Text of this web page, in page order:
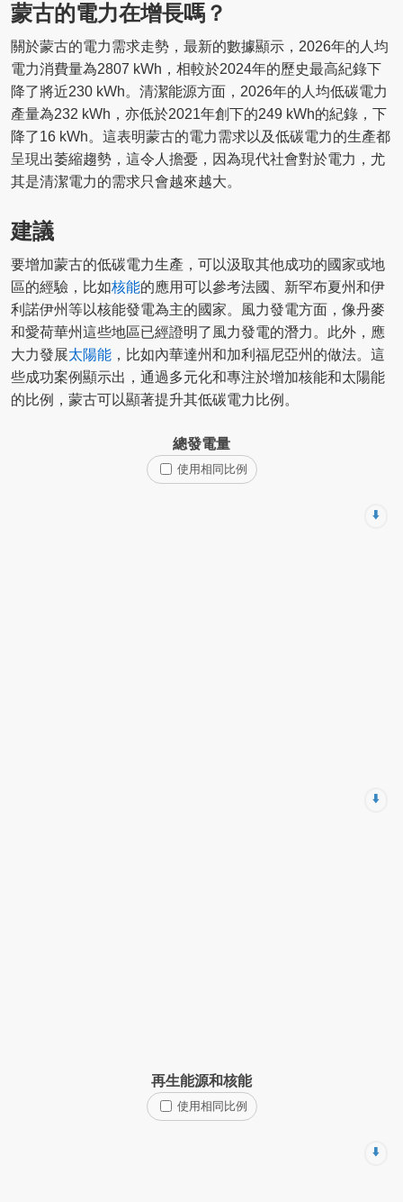
蒙古的電力在增長嗎？
關於蒙古的電力需求走勢，最新的數據顯示，2026年的人均
電力消費量為2807 kWh，相較於2024年的歷史最高紀錄下
降了將近230 kWh。清潔能源方面，2026年的人均低碳電力
產量為232 kWh，亦低於2021年創下的249 kWh的紀錄，下
降了16 kWh。這表明蒙古的電力需求以及低碳電力的生產都
呈現出萎縮趨勢，這令人擔憂，因為現代社會對於電力，尤
其是清潔電力的需求只會越來越大。
建議
要增加蒙古的低碳電力生產，可以汲取其他成功的國家或地
區的經驗，比如核能的應用可以參考法國、新罕布夏州和伊
利諾伊州等以核能發電為主的國家。風力發電方面，像丹麥
和愛荷華州這些地區已經證明了風力發電的潛力。此外，應
大力發展太陽能 ，比如內華達州和加利福尼亞州的做法。這
些成功案例顯示出，通過多元化和專注於增加核能和太陽能
的比例，蒙古可以顯著提升其低碳電力比例。
總發電量
使用相同比例
⬇️
⬇️
再生能源和核能
使用相同比例
⬇️